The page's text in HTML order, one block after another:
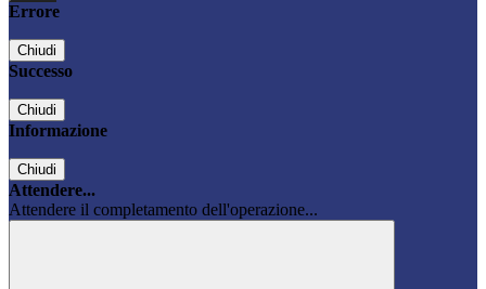
Errore
Chiudi
Successo
Chiudi
Informazione
Chiudi
Attendere...
Attendere il completamento dell'operazione...